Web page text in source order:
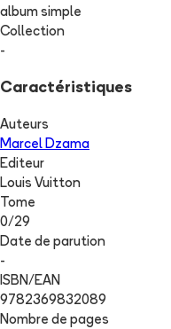
album simple
Collection
-
Caractéristiques
Auteurs
Marcel Dzama
Editeur
Louis Vuitton
Tome
0/29
Date de parution
-
ISBN/EAN
9782369832089
Nombre de pages